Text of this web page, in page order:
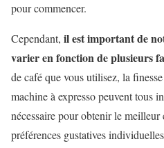
pour commencer.
Cependant, il est important de
varier en fonction de plusieurs
de café que vous utilisez, la
machine à expresso peuvent tous
nécessaire pour obtenir le meilleur
préférences gustatives